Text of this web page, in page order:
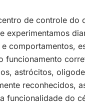
de controle
experimentamos
comportamentos,
funcionamento
astrócitos,
reconhecidos,
funcionalidade do